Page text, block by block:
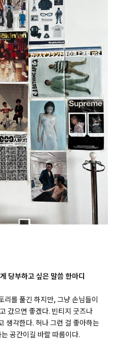
당부하고 싶은 말씀 한마디
리를 풀긴 하지만, 그냥 손님들이
갔으면 좋겠다. 빈티지 굿즈나
생각한다. 허나 그런 걸 좋아하는
공간이길 바랄 따름이다.